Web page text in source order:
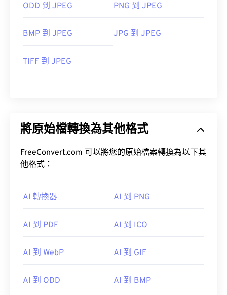
ODD 到 JPEG PNG 到 JPEG
BMP 到 JPEG JPG 到 JPEG
TIFF 到 JPEG
將原始檔轉換為其他格式
FreeConvert.com 可以將您的原始檔案轉換為以下其
他格式：
AI 轉換器 AI 到 PNG
AI 到 PDF AI 到 ICO
AI 到 WebP AI 到 GIF
AI 到 ODD AI 到 BMP